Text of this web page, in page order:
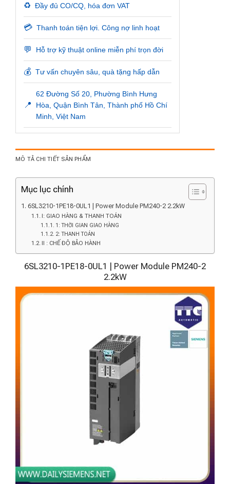
♻️ Đầy đủ CO/CQ, hóa đơn VAT
💳 Thanh toán tiện lợi. Công nợ linh hoạt
💬 Hỗ trợ kỹ thuật online miễn phí trọn đời
💰 Tư vấn chuyên sâu, quà tặng hấp dẫn
📍
62 Đường Số 20, Phường Bình Hưng
Hòa, Quận Bình Tân, Thành phố Hồ Chí
Minh, Việt Nam
MÔ TẢ CHI TIẾT SẢN PHẨM
Mục lục chính
6SL3210-1PE18-0UL1 | Power Module PM240-2 2.2kW
I: GIAO HÀNG & THANH TOÁN
1: THỜI GIAN GIAO HÀNG
2: THANH TOÁN
II : CHẾ ĐỘ BẢO HÀNH
6SL3210-1PE18-0UL1 | Power Module PM240-2
2.2kW